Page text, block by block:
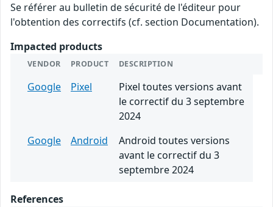
Se référer au bulletin de sécurité de l'éditeur pour
l'obtention des correctifs (cf. section Documentation).
Impacted products
VENDOR PRODUCT DESCRIPTION
Google Pixel
Pixel toutes versions avant
le correctif du 3 septembre
2024
Google
Android
Android toutes versions
avant le correctif du 3
septembre 2024
References